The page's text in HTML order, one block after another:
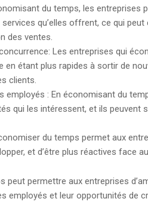
du temps, les entreprises
qu’elles offrent, ce qui
des ventes.
Les entreprises qui
en étant plus rapides à sortir de
clients.
employés : En économisant du
qui les intéressent, et ils peuvent
du temps permet aux
et d’être plus réactives face
peut permettre aux entreprises
employés et leur opportunités de